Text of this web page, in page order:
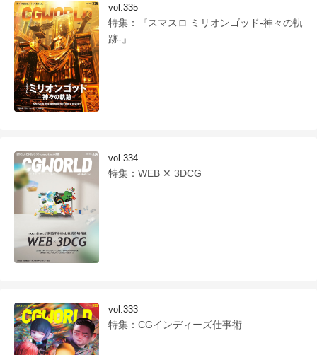
vol.335
特集：『スマスロ ミリオンゴッド-神々の軌
跡-』
vol.334
特集：WEB ✕ 3DCG
vol.333
特集：CGインディーズ仕事術